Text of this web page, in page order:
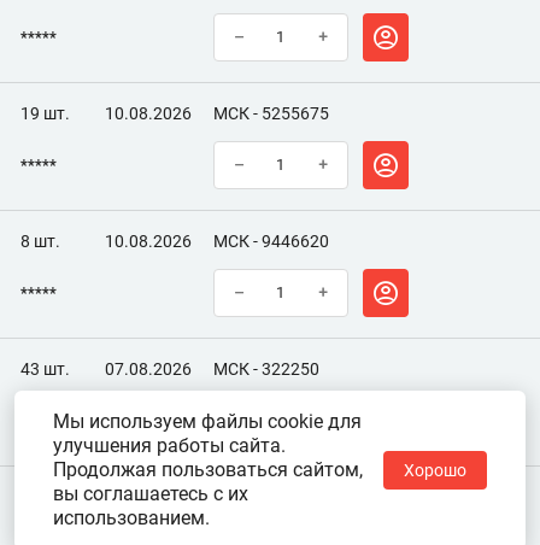
***** – +
19 шт. 10.08.2026 МСК - 5255675
***** – +
8 шт. 10.08.2026 МСК - 9446620
***** – +
43 шт. 07.08.2026 МСК - 322250
***** – +
Мы используем файлы cookie для
улучшения работы сайта.
Продолжая пользоваться сайтом,
вы соглашаетесь с их
использованием.
Хорошо